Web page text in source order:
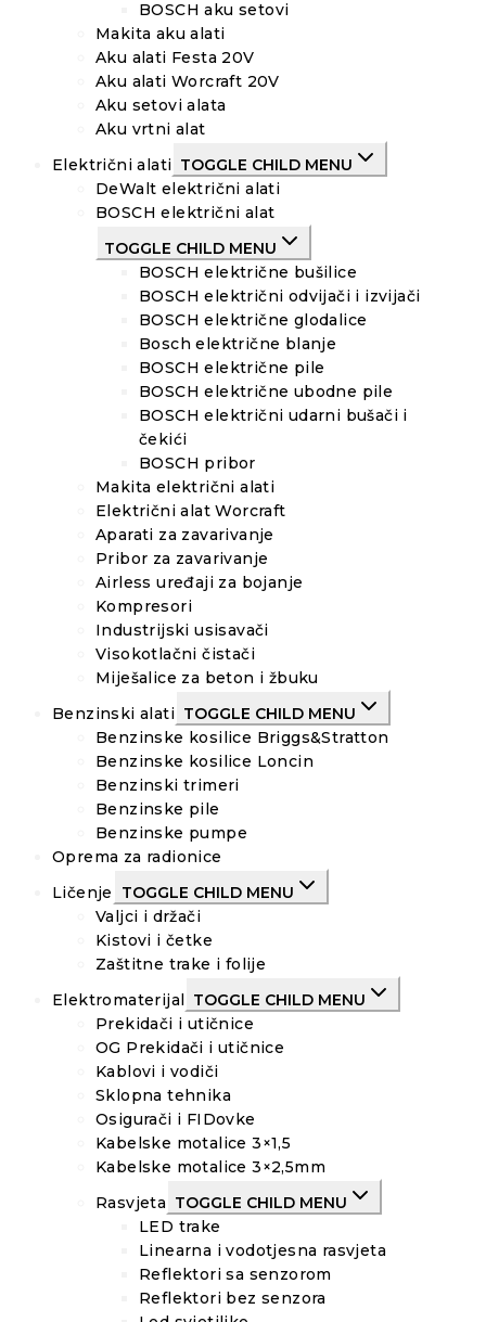
BOSCH aku setovi
Makita aku alati
Aku alati Festa 20V
Aku alati Worcraft 20V
Aku setovi alata
Aku vrtni alat
Električni alati TOGGLE CHILD MENU
DeWalt električni alati
BOSCH električni alat
TOGGLE CHILD MENU
BOSCH električne bušilice
BOSCH električni odvijači i izvijači
BOSCH električne glodalice
Bosch električne blanje
BOSCH električne pile
BOSCH električne ubodne pile
BOSCH električni udarni bušači i
čekići
BOSCH pribor
Makita električni alati
Električni alat Worcraft
Aparati za zavarivanje
Pribor za zavarivanje
Airless uređaji za bojanje
Kompresori
Industrijski usisavači
Visokotlačni čistači
Miješalice za beton i žbuku
Benzinski alati TOGGLE CHILD MENU
Benzinske kosilice Briggs&Stratton
Benzinske kosilice Loncin
Benzinski trimeri
Benzinske pile
Benzinske pumpe
Oprema za radionice
Ličenje
TOGGLE CHILD MENU
Valjci i držači
Kistovi i četke
Zaštitne trake i folije
Elektromaterijal
TOGGLE CHILD MENU
Prekidači i utičnice
OG Prekidači i utičnice
Kablovi i vodiči
Sklopna tehnika
Osigurači i FIDovke
Kabelske motalice 3×1,5
Kabelske motalice 3×2,5mm
Rasvjeta TOGGLE CHILD MENU
LED trake
Linearna i vodotjesna rasvjeta
Reflektori sa senzorom
Reflektori bez senzora